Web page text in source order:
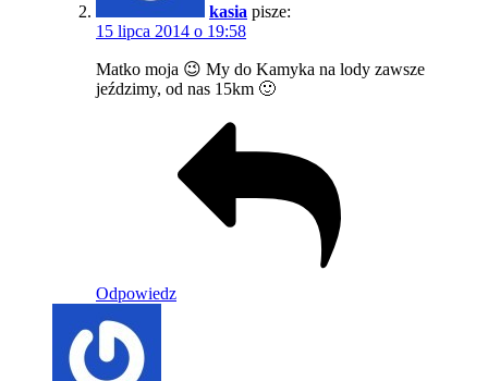
kasia pisze:
15 lipca 2014 o 19:58
Matko moja 😉 My do Kamyka na lody zawsze
jeździmy, od nas 15km 🙂
Odpowiedz